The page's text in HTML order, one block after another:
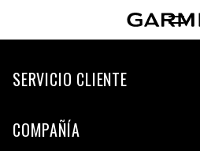
SERVICIO CLIENTE
COMPAÑÍA